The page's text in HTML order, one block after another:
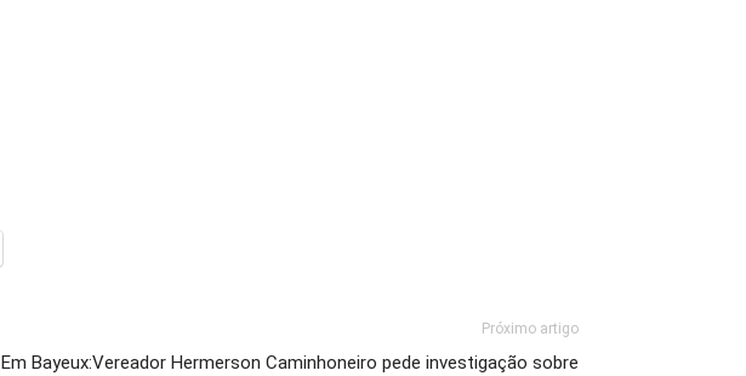
Próximo artigo
Em Bayeux:Vereador Hermerson Caminhoneiro pede investigação sobre